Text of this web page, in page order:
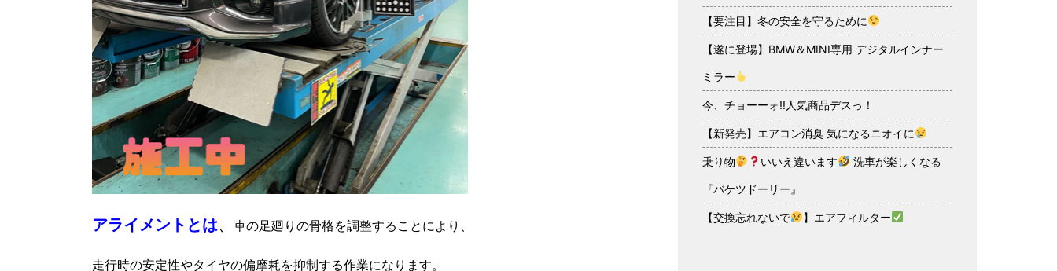
アライメントとは、 車の足廻りの骨格を調整することにより、
走行時の安定性やタイヤの偏摩耗を抑制する作業になります。
【要注目】冬の安全を守るために
【遂に登場】BMW＆MINI専用 デジタルインナー
ミラー
今、チョーーォ!!人気商品デスっ！
【新発売】エアコン消臭 気になるニオイに
乗り物 いいえ違います 洗車が楽しくなる
『バケツドーリー』
【交換忘れないで 】エアフィルター